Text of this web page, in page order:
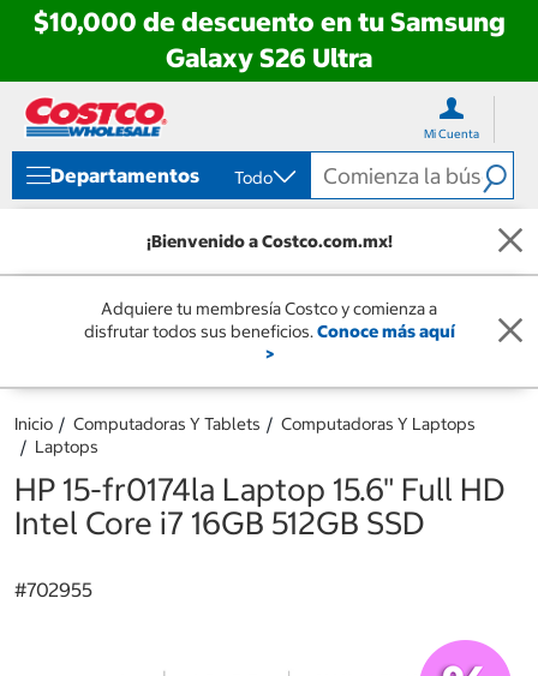
$10,000 de descuento en tu Samsung
Galaxy S26 Ultra
directo
contenido
directo
menú
navegación
Mi Cuenta
Departamentos Todo
¡Bienvenido a Costco.com.mx!
Adquiere tu membresía Costco y comienza a
disfrutar todos sus beneficios.Conoce más aquí
>
Inicio Computadoras Y Tablets
Computadoras Y Laptops
Laptops
HP 15-fr0174la Laptop 15.6" Full HD
Intel Core i7 16GB 512GB SSD
#702955